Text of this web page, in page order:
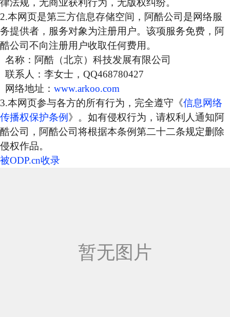
2.本网页是第三方信息存储空间，阿酷公司是网络服
务提供者，服务对象为注册用户。该项服务免费，阿
酷公司不向注册用户收取任何费用。
名称：阿酷（北京）科技发展有限公司
联系人：李女士，QQ468780427
网络地址： www.arkoo.com
3.本网页参与各方的所有行为，完全遵守《信息网络
传播权保护条例》。如有侵权行为，请权利人通知阿
酷公司，阿酷公司将根据本条例第二十二条规定删除
侵权作品。
被ODP.cn收录